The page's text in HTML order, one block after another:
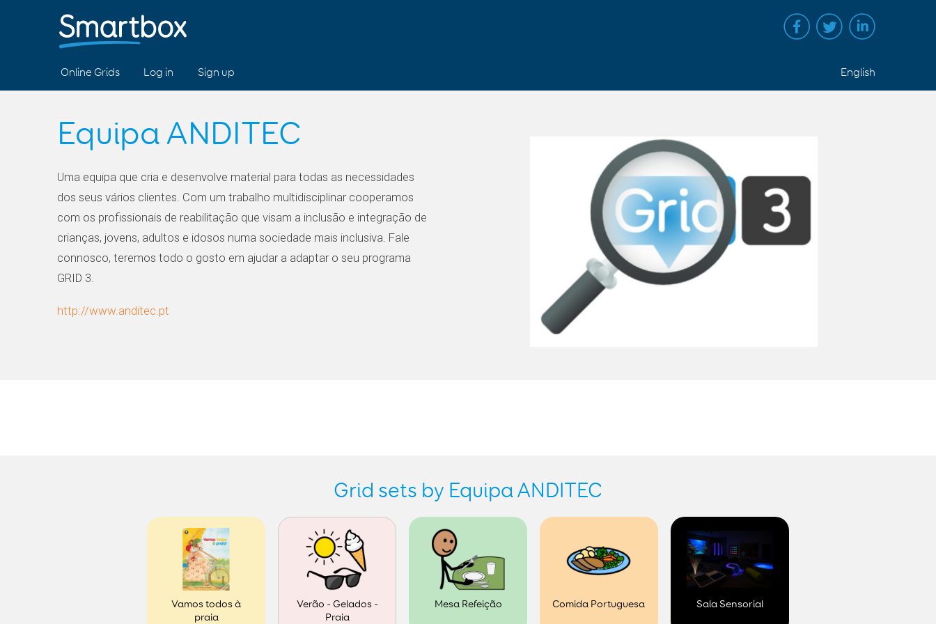
Online Grids Log in Sign up English
Equipa ANDITEC
Uma equipa que cria e desenvolve material para todas as necessidades
dos seus vários clientes. Com um trabalho multidisciplinar cooperamos
com os profissionais de reabilitação que visam a inclusão e integração de
crianças, jovens, adultos e idosos numa sociedade mais inclusiva. Fale
connosco, teremos todo o gosto em ajudar a adaptar o seu programa
GRID 3.
http://www.anditec.pt
Grid sets by Equipa ANDITEC
Vamos todos à
praia
Verão - Gelados -
Praia
Mesa Refeição Comida Portuguesa Sala Sensorial